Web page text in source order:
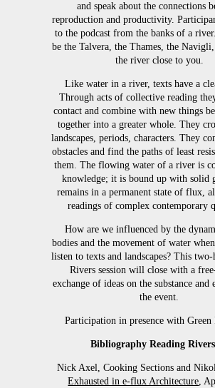
and speak about the connections
reproduction and productivity.
to the podcast from the banks of a
be the Talvera, the Thames, the
the river close to you.
Like water in a river, texts have a
Through acts of collective reading
contact and combine with new things
together into a greater whole. They
landscapes, periods, characters. They
obstacles and find the paths of least
them. The flowing water of a river is
knowledge; it is bound up with solid
remains in a permanent state of flux,
readings of complex contemporary
How are we influenced by the
bodies and the movement of water
listen to texts and landscapes? This
Rivers session will close with a
exchange of ideas on the substance and
the event.
Participation in presence with Green
Bibliography Reading
Nick Axel, Cooking Sections and
Exhausted in e-flux Architecture ,